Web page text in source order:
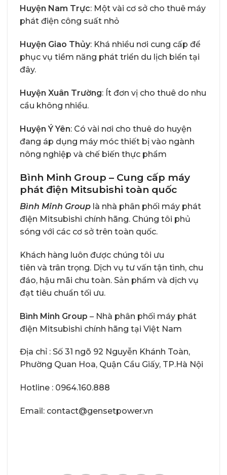
Huyện Nam Trực: Một vài cơ sở cho thuê máy
phát điện công suất nhỏ
Huyện Giao Thủy: Khá nhiều nơi cung cấp để
phục vụ tiềm năng phát triển du lịch biển tại
đây.
Huyện Xuân Trường: Ít đơn vị cho thuê do nhu
cầu không nhiều.
Huyện Ý Yên: Có vài nơi cho thuê do huyện
đang áp dụng máy móc thiết bị vào ngành
nông nghiệp và chế biến thực phẩm
Bình Minh Group – Cung cấp máy
phát điện Mitsubishi toàn quốc
Bình Minh Group là nhà phân phối máy phát
điện Mitsubishi chính hãng. Chúng tôi phủ
sóng với các cơ sở trên toàn quốc.
Khách hàng luôn được chúng tôi ưu
tiên và trân trọng. Dịch vụ tư vấn tận tình, chu
đáo, hậu mãi chu toàn. Sản phẩm và dịch vụ
đạt tiêu chuẩn tối ưu.
Bình Minh Group – Nhà phân phối máy phát
điện Mitsubishi chính hãng tại Việt Nam
Địa chỉ : Số 31 ngõ 92 Nguyễn Khánh Toàn,
Phường Quan Hoa, Quận Cầu Giấy, TP.Hà Nội
Hotline : 0964.160.888
Email: contact@gensetpower.vn